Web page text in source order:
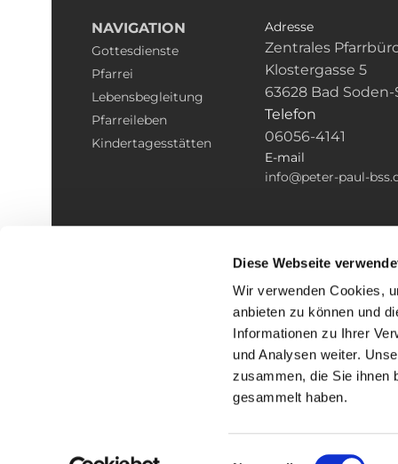
Diese Webseite
Wir verwenden Cookies,
anbieten zu können und
Informationen zu Ihrer
und Analysen weiter.
zusammen, die Sie ihnen
gesammelt haben.
Einwilligungsauswahl
NAVIGATION
Gottesdienste
Pfarrei
Lebensbegleitung
Pfarreileben
Kindertagesstätten
Adresse
Zentrales
Klostergasse 5
63628 Bad
Telefon
06056-4141
E-mail
info@peter-paul-